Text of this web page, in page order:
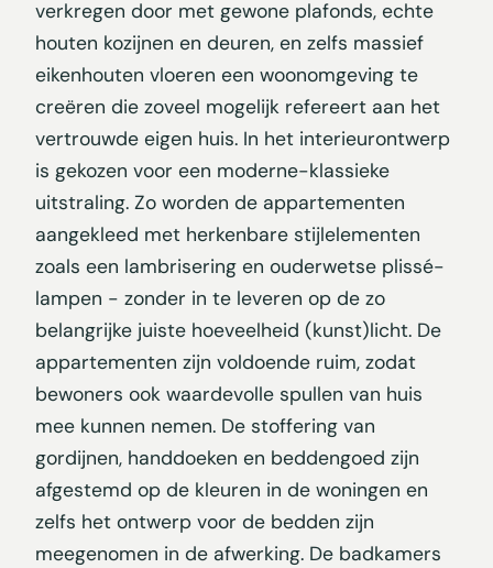
verkregen door met gewone plafonds, echte
houten kozijnen en deuren, en zelfs massief
eikenhouten vloeren een woonomgeving te
creëren die zoveel mogelijk refereert aan het
vertrouwde eigen huis. In het interieurontwerp
is gekozen voor een moderne-klassieke
uitstraling. Zo worden de appartementen
aangekleed met herkenbare stijlelementen
zoals een lambrisering en ouderwetse plissé-
lampen - zonder in te leveren op de zo
belangrijke juiste hoeveelheid (kunst)licht. De
appartementen zijn voldoende ruim, zodat
bewoners ook waardevolle spullen van huis
mee kunnen nemen. De stoffering van
gordijnen, handdoeken en beddengoed zijn
afgestemd op de kleuren in de woningen en
zelfs het ontwerp voor de bedden zijn
meegenomen in de afwerking. De badkamers